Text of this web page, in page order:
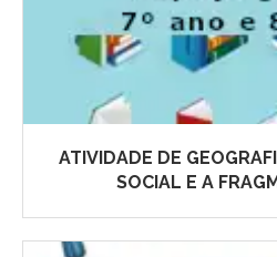
ATIVIDADE DE
SOCIAL E A